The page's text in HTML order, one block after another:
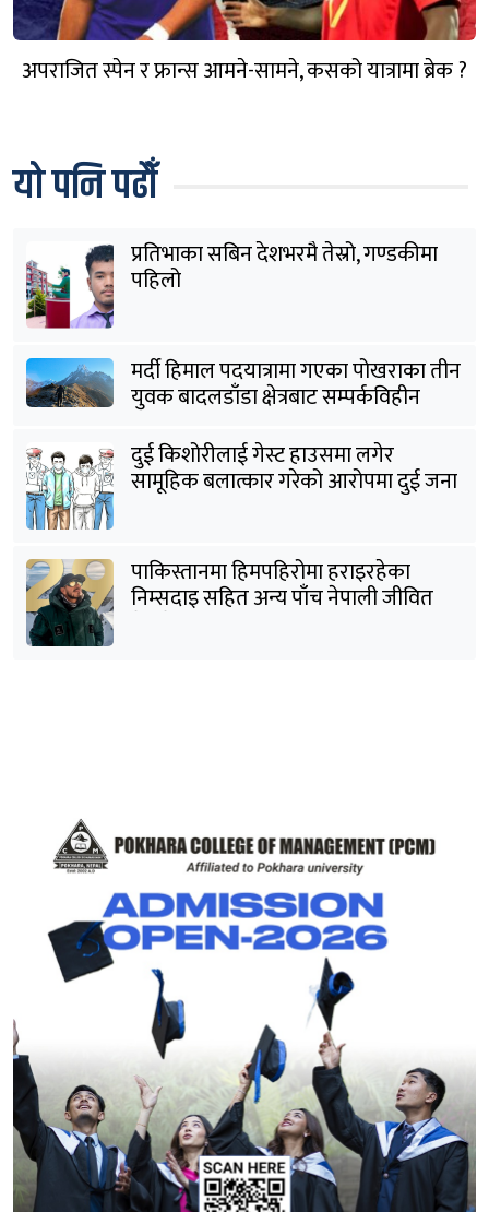
अपराजित स्पेन र फ्रान्स आमने-सामने, कसको यात्रामा ब्रेक ?
यो पनि पढौँ
प्रतिभाका सबिन देशभरमै तेस्रो, गण्डकीमा
पहिलो
मर्दी हिमाल पदयात्रामा गएका पोखराका तीन
युवक बादलडाँडा क्षेत्रबाट सम्पर्कविहीन
दुई किशोरीलाई गेस्ट हाउसमा लगेर
सामूहिक बलात्कार गरेको आरोपमा दुई जना
पक्राउ
पाकिस्तानमा हिमपहिरोमा हराइरहेका
निम्सदाइ सहित अन्य पाँच नेपाली जीवित
भेटिने आशा कमजोर, युक्तको शव निकालियो